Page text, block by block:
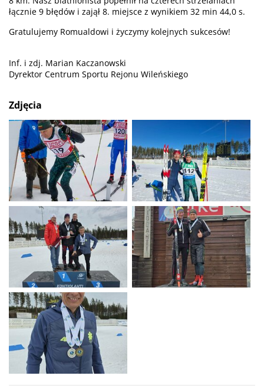
łącznie 9 błędów i zajął 8. miejsce z wynikiem 32 min 44,0 s.
Gratulujemy Romualdowi i życzymy kolejnych sukcesów!
Inf. i zdj. Marian Kaczanowski
Dyrektor Centrum Sportu Rejonu Wileńskiego
Zdjęcia